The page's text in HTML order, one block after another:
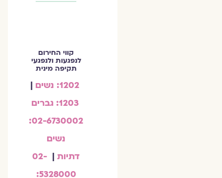
קווי החירום
לנפגעות ולנפגעי
תקיפה מינית
|
02-6730002:
נשים
דתיות|
02-
5328000: